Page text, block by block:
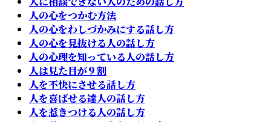
人の心をつかむ方法
人の心をわしづかみにする話し方
人の心を見抜ける人の話し方
人の心理を知っている人の話し方
人は見た目が９割
人を不快にさせる話し方
人を喜ばせる達人の話し方
人を惹きつける人の話し方